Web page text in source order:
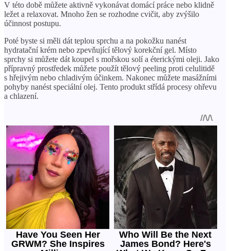
V této době můžete aktivně vykonávat domácí práce nebo klidně
ležet a relaxovat. Mnoho žen se rozhodne cvičit, aby zvýšilo
účinnost postupu.
Poté byste si měli dát teplou sprchu a na pokožku nanést
hydratační krém nebo zpevňující tělový korekční gel. Místo
sprchy si můžete dát koupel s mořskou solí a éterickými oleji. Jako
přípravný prostředek můžete použít tělový peeling proti celulitidě
s hřejivým nebo chladivým účinkem. Nakonec můžete masážními
pohyby nanést speciální olej. Tento produkt střídá procesy ohřevu
a chlazení.